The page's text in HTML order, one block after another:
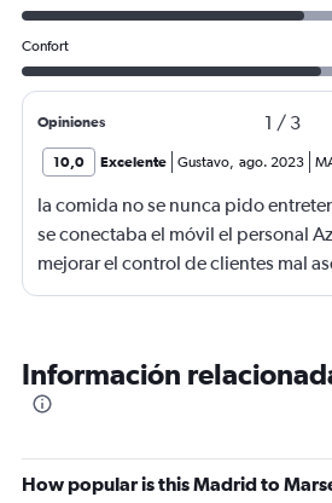
Confort
Opiniones 1 / 3
10,0 Excelente Gustavo, ago. 2023
la comida no se nunca pido
se conectaba el móvil el personal
mejorar el control de clientes mal
de varios días
Información
How popular is this Madrid to